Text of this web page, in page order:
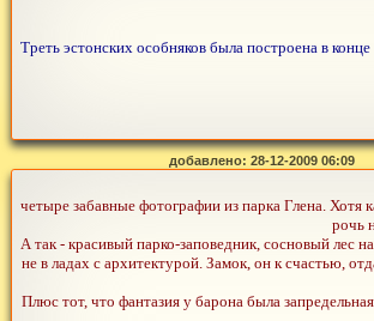
Треть эстонских особняков была построена в
добавлено: 28-12-2009 06:09
четыре забавные фотографии из парка Глена.
рочь
А так - красивый парко-заповедник, сосновый лес
не в ладах с архитектурой. Замок, он к счастью,
Плюс тот, что фантазия у барона была